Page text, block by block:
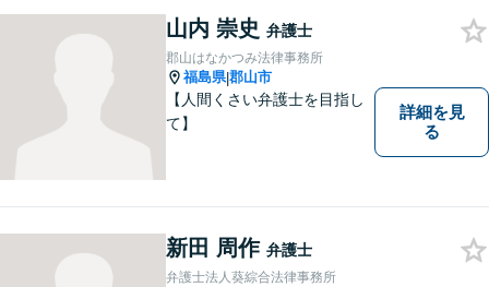
原動力です。トラブルがより
複雑化してしまう前に、ぜひ
お気軽にご連絡ください。
山内 崇史 弁護士
郡山はなかつみ法律事務所
福島県|郡山市
【人間くさい弁護士を目指し
て】
詳細を見
る
新田 周作 弁護士
弁護士法人葵綜合法律事務所